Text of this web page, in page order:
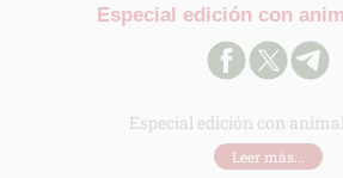
Especial edición con
Especial edición con
Leer más...